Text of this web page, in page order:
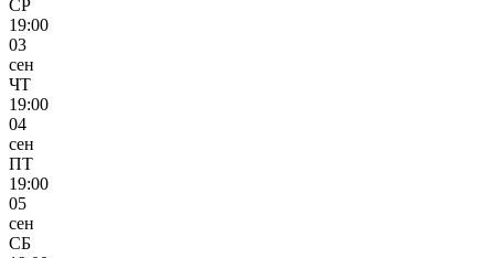
СР
19:00
03
сен
ЧТ
19:00
04
сен
ПТ
19:00
05
сен
СБ